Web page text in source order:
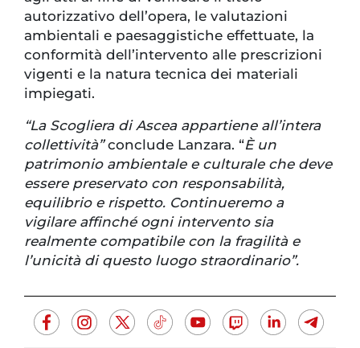
autorizzativo dell’opera, le valutazioni
ambientali e paesaggistiche effettuate, la
conformità dell’intervento alle prescrizioni
vigenti e la natura tecnica dei materiali
impiegati.
“La Scogliera di Ascea appartiene all’intera
collettività”conclude Lanzara. “È un
patrimonio ambientale e culturale che deve
essere preservato con responsabilità,
equilibrio e rispetto. Continueremo a
vigilare affinché ogni intervento sia
realmente compatibile con la fragilità e
l’unicità di questo luogo straordinario”.